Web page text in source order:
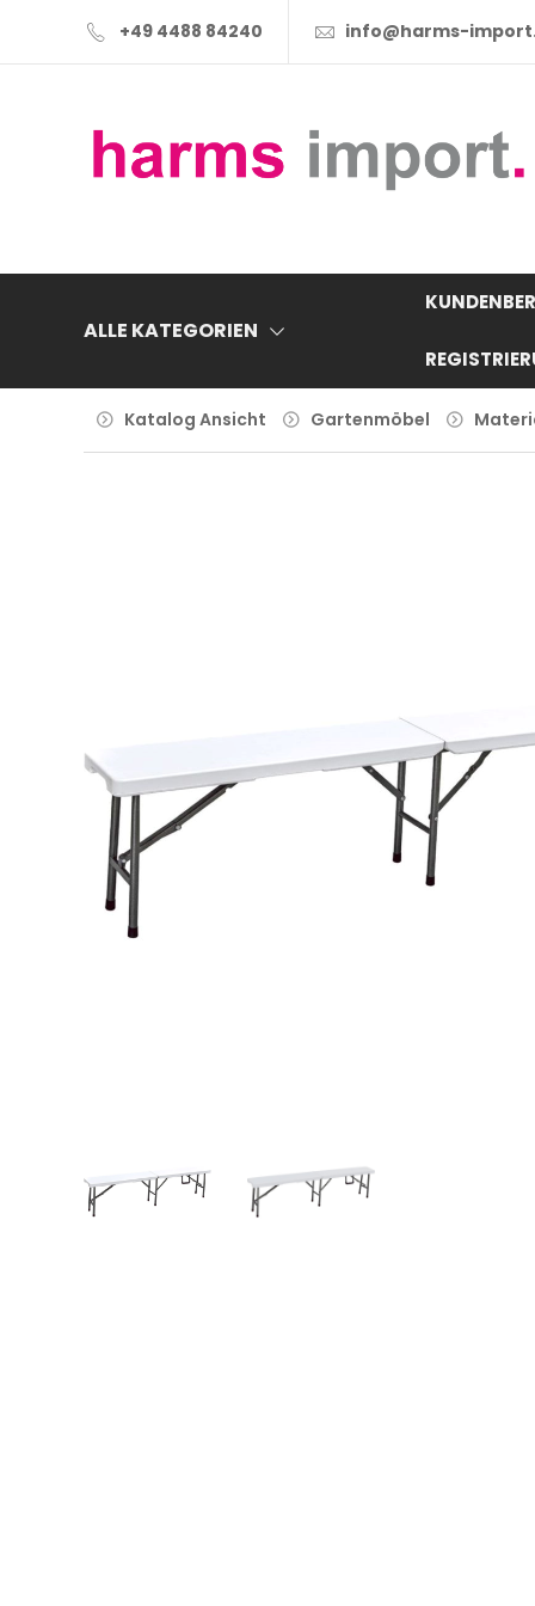
+49 4488 84240 info@harms-
ALLE KATEGORIEN
Katalog Ansicht Gartenmöbel